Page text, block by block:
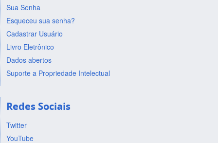
Sua Senha
Esqueceu sua senha?
Cadastrar Usuário
Livro Eletrônico
Dados abertos
Suporte a Propriedade Intelectual
Redes Sociais
Twitter
YouTube